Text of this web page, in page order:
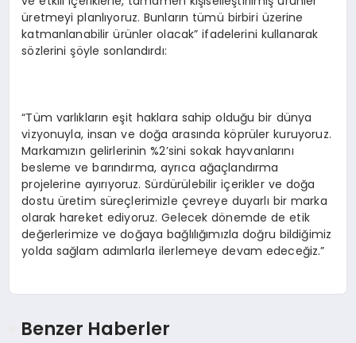
üretmeyi planlıyoruz. Bunların tümü birbiri üzerine
katmanlanabilir ürünler olacak” ifadelerini kullanarak
sözlerini şöyle sonlandırdı:
“Tüm varlıkların eşit haklara sahip olduğu bir dünya
vizyonuyla, insan ve doğa arasında köprüler kuruyoruz.
Markamızın gelirlerinin %2’sini sokak hayvanlarını
besleme ve barındırma, ayrıca ağaçlandırma
projelerine ayırıyoruz. Sürdürülebilir içerikler ve doğa
dostu üretim süreçlerimizle çevreye duyarlı bir marka
olarak hareket ediyoruz. Gelecek dönemde de etik
değerlerimize ve doğaya bağlılığımızla doğru bildiğimiz
yolda sağlam adımlarla ilerlemeye devam edeceğiz.”
Benzer Haberler